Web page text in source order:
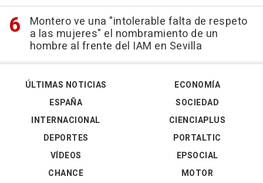
Montero ve una "intolerable falta de respeto
a las mujeres" el nombramiento de un
hombre al frente del IAM en Sevilla
ÚLTIMAS NOTICIAS
ESPAÑA
INTERNACIONAL
DEPORTES
VÍDEOS
ECONOMÍA
SOCIEDAD
CIENCIAPLUS
PORTALTIC
EPSOCIAL
CHANCE
MOTOR